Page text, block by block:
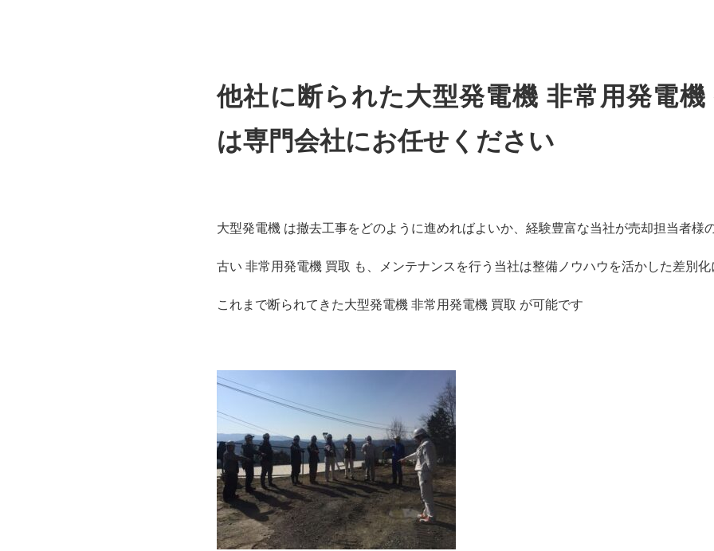
他社に断られた大型発電機 非常用発電
は専門会社にお任せください
大型発電機 は撤去工事をどのように進めればよいか、経験豊富な当社が売却担当者様
古い 非常用発電機 買取 も、メンテナンスを行う当社は整備ノウハウを活かした差別化
これまで断られてきた大型発電機 非常用発電機 買取 が可能です